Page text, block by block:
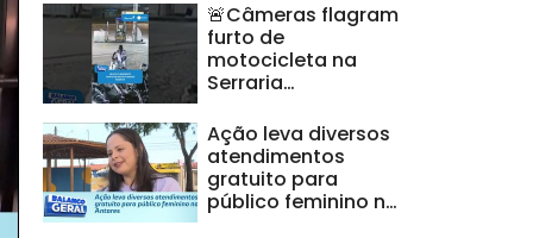
🚨Câmeras flagram
furto de
motocicleta na
Serraria
Ação leva diversos
atendimentos
gratuito para
público feminino no